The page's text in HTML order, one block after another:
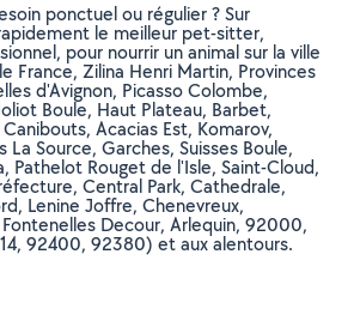
ponctuel ou régulier ? Sur
le meilleur pet-sitter,
pour nourrir un animal sur la ville
France, Zilina Henri Martin, Provinces
d'Avignon, Picasso Colombe,
Boule, Haut Plateau, Barbet,
Acacias Est, Komarov,
Source, Garches, Suisses Boule,
Pathelot Rouget de l'Isle, Saint-Cloud,
Central Park, Cathedrale,
Lenine Joffre, Chenevreux,
Decour, Arlequin, 92000,
92400, 92380) et aux alentours.